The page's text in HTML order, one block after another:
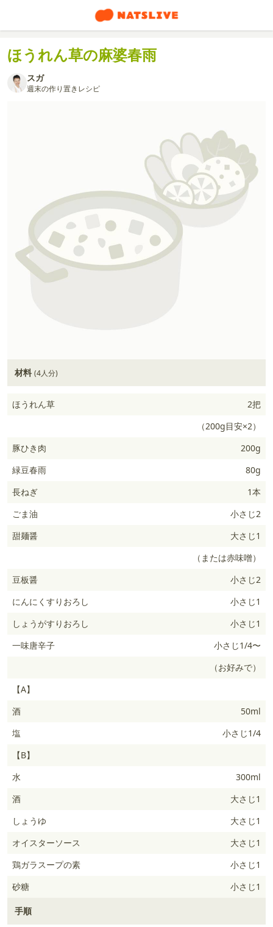
ほうれん草の麻婆春雨
スガ
週末の作り置きレシピ
材料 (4人分)
ほうれん草
2把
（200g目安×2）
豚ひき肉
200g
緑豆春雨
80g
長ねぎ
1本
ごま油
小さじ2
甜麺醤
大さじ1
（または赤味噌）
豆板醤
小さじ2
にんにくすりおろし
小さじ1
しょうがすりおろし
小さじ1
一味唐辛子
小さじ1/4〜
（お好みで）
【A】
酒
50ml
塩
小さじ1/4
【B】
水
300ml
酒
大さじ1
しょうゆ
大さじ1
オイスターソース
大さじ1
鶏ガラスープの素
小さじ1
砂糖
小さじ1
手順